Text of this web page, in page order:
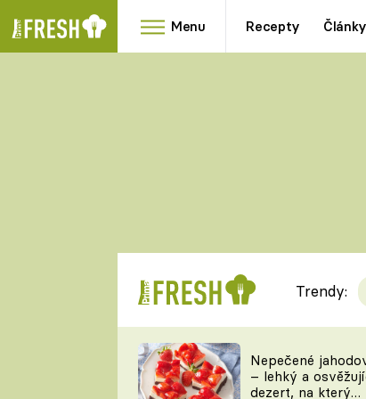
Menu Recepty Články
RYCHLOVKY
TEĎ VAŘÍ ŠÉF!
Trendy:
Nepečené
– lehký a
dezert, na který